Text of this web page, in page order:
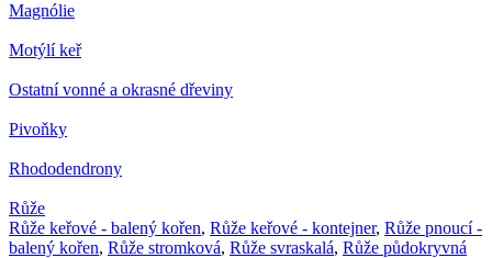
Magnólie
Motýlí keř
Ostatní vonné a okrasné dřeviny
Pivoňky
Rhododendrony
Růže
Růže keřové - balený kořen, Růže keřové - kontejner, Růže pnoucí -
balený kořen, Růže stromková, Růže svraskalá, Růže půdokryvná